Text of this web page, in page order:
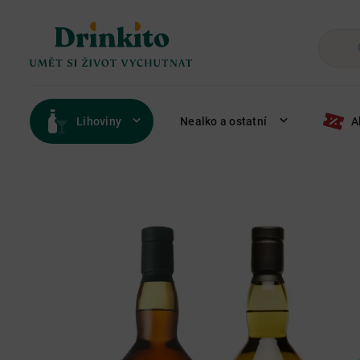
Lihoviny Nealko a ostatní